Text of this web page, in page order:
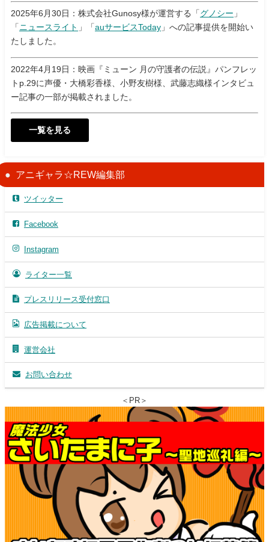
2025年6月30日：株式会社Gunosy様が運営する「 グノシー 」
「 ニュースライト 」「 auサービスToday 」への記事提供を開始い
たしました。
2022年4月19日：映画『ミューン 月の守護者の伝説』パンフレッ
トp.29に声優・大橋彩香様、小野友樹様、武藤志織様インタビュ
ー記事の一部が掲載されました。
一覧を見る
アニギャラ☆REW編集部
ツイッター
Facebook
Instagram
ライター一覧
プレスリリース受付窓口
広告掲載について
運営会社
お問い合わせ
＜PR＞